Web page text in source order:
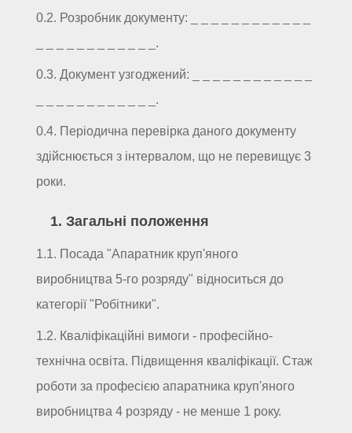
0.2. Розробник документу: _ _ _ _ _ _ _ _ _ _ _ _
_ _ _ _ _ _ _ _ _ _ _ _.
0.3. Документ узгоджений: _ _ _ _ _ _ _ _ _ _ _ _
_ _ _ _ _ _ _ _ _ _ _ _.
0.4. Періодична перевірка даного документу
здійснюється з інтервалом, що не перевищує 3
роки.
1. Загальні положення
1.1. Посада "Апаратник круп'яного
виробництва 5-го розряду" відноситься до
категорії "Робітники".
1.2. Кваліфікаційні вимоги - професійно-
технічна освіта. Підвищення кваліфікації. Стаж
роботи за професією апаратника круп'яного
виробництва 4 розряду - не менше 1 року.